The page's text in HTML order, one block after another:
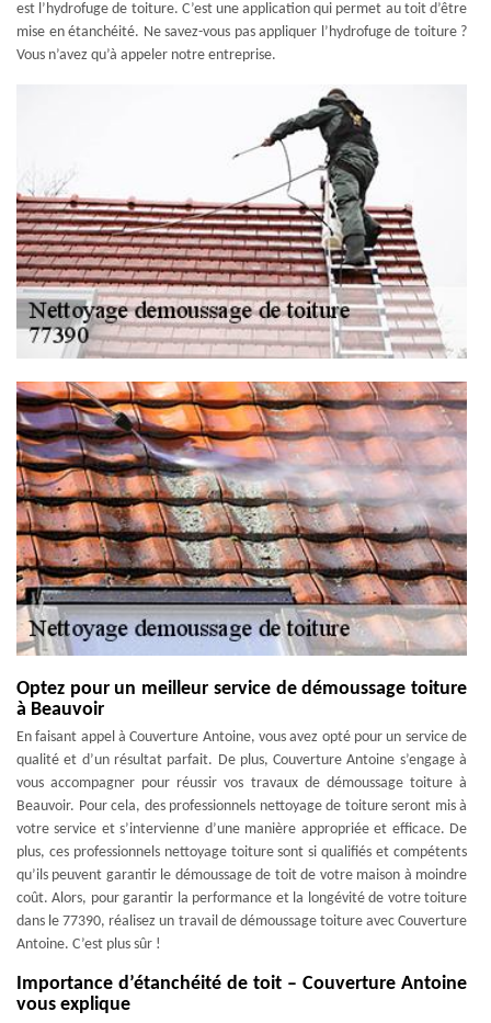
est l’hydrofuge de toiture. C’est une application qui permet au toit d’être
mise en étanchéité. Ne savez-vous pas appliquer l’hydrofuge de toiture ?
Vous n’avez qu’à appeler notre entreprise.
Optez pour un meilleur service de démoussage toiture
à Beauvoir
En faisant appel à Couverture Antoine, vous avez opté pour un service de
qualité et d’un résultat parfait. De plus, Couverture Antoine s’engage à
vous accompagner pour réussir vos travaux de démoussage toiture à
Beauvoir. Pour cela, des professionnels nettoyage de toiture seront mis à
votre service et s’intervienne d’une manière appropriée et efficace. De
plus, ces professionnels nettoyage toiture sont si qualifiés et compétents
qu’ils peuvent garantir le démoussage de toit de votre maison à moindre
coût. Alors, pour garantir la performance et la longévité de votre toiture
dans le 77390, réalisez un travail de démoussage toiture avec Couverture
Antoine. C’est plus sûr !
Importance d’étanchéité de toit – Couverture Antoine
vous explique